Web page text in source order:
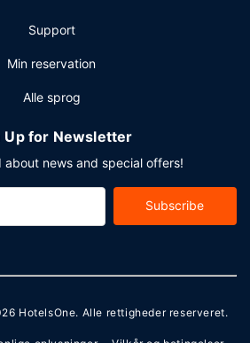
Support
Min reservation
Alle sprog
Up for Newsletter
about news and special offers!
Subscribe
HotelsOne. Alle rettigheder reserveret.